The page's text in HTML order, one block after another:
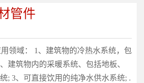
管件
领域： 1、建筑物的冷热水系统，包
建筑物内的采暖系统、包括地板、
; 3、可直接饮用的纯净水供水系统; .